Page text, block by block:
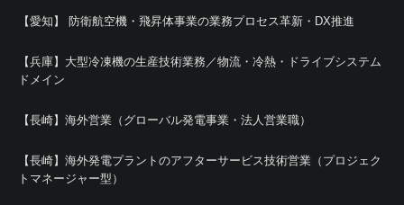
【愛知】 防衛航空機・飛昇体事業の業務プロセス革新・DX推進
【兵庫】大型冷凍機の生産技術業務／物流・冷熱・ドライブシステム
ドメイン
【長崎】海外営業（グローバル発電事業・法人営業職）
【長崎】海外発電プラントのアフターサービス技術営業（プロジェク
トマネージャー型）